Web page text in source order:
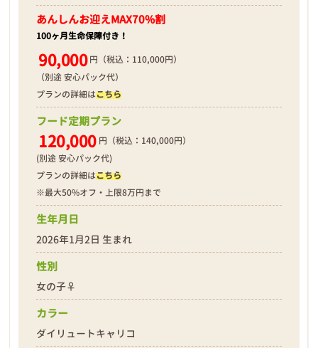
2026年01月17日
あんしんお迎えMAX70%割
100ヶ月生命保障付き！
90,000 円（税込：110,000円）
（別途 安心パック代）
プランの詳細はこちら
フード定期プラン
120,000 円（税込：140,000円）
(別途 安心パック代)
プランの詳細はこちら
※最大50%オフ・上限8万円まで
生年月日
2026年1月2日 生まれ
性別
女の子♀
カラー
ダイリュートキャリコ